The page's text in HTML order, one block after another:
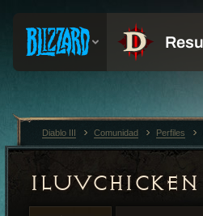
ILUVCHICKEN
Diablo III Comunidad Perfiles